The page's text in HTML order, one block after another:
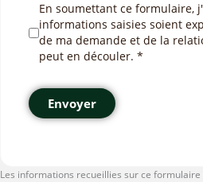
En soumettant ce formulaire,
informations saisies soient
de ma demande et de la
peut en découler. *
Envoyer
Les informations recueillies sur ce